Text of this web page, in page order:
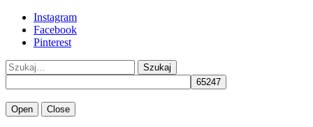
Instagram
Facebook
Pinterest
Szukaj
Open Close